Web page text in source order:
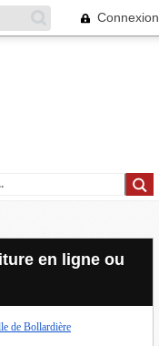
Connexion
de Bollardière